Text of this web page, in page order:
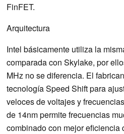
FinFET.
Arquitectura
Intel básicamente utiliza la
comparada con Skylake, por
MHz no se diferencia. El
tecnología Speed Shift para
veloces de voltajes y
de 14nm permite frecuencias
combinado con mejor eficiencia